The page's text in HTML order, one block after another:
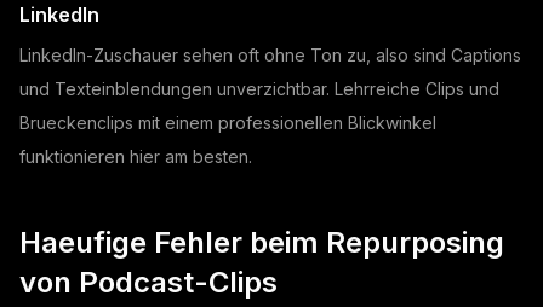
LinkedIn
LinkedIn-Zuschauer sehen oft ohne Ton zu, also sind Captions
und Texteinblendungen unverzichtbar. Lehrreiche Clips und
Brueckenclips mit einem professionellen Blickwinkel
funktionieren hier am besten.
Haeufige Fehler beim Repurposing
von Podcast-Clips